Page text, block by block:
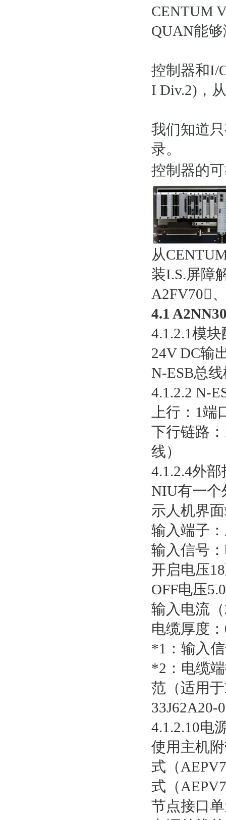
CENTUM
QUAN能
控制器和I/
I Div.2)，
我们知道
录。
控制器的
从
装I.S.屏障
A2FV70
4.1
4.1.2.1模块
24V DC输
N-ESB总
4.1.2.2 N-
上行：1
下行链路
线）
4.1.2.4外
NIU有一个
示人机界
输入端子
输入信号
开启电压
OFF电压
输入电流
电缆厚度
*1：输入
*2：电缆
范（适用
33J62A20-
4.1.2.10电
使用主机
式（
式（
节点接口